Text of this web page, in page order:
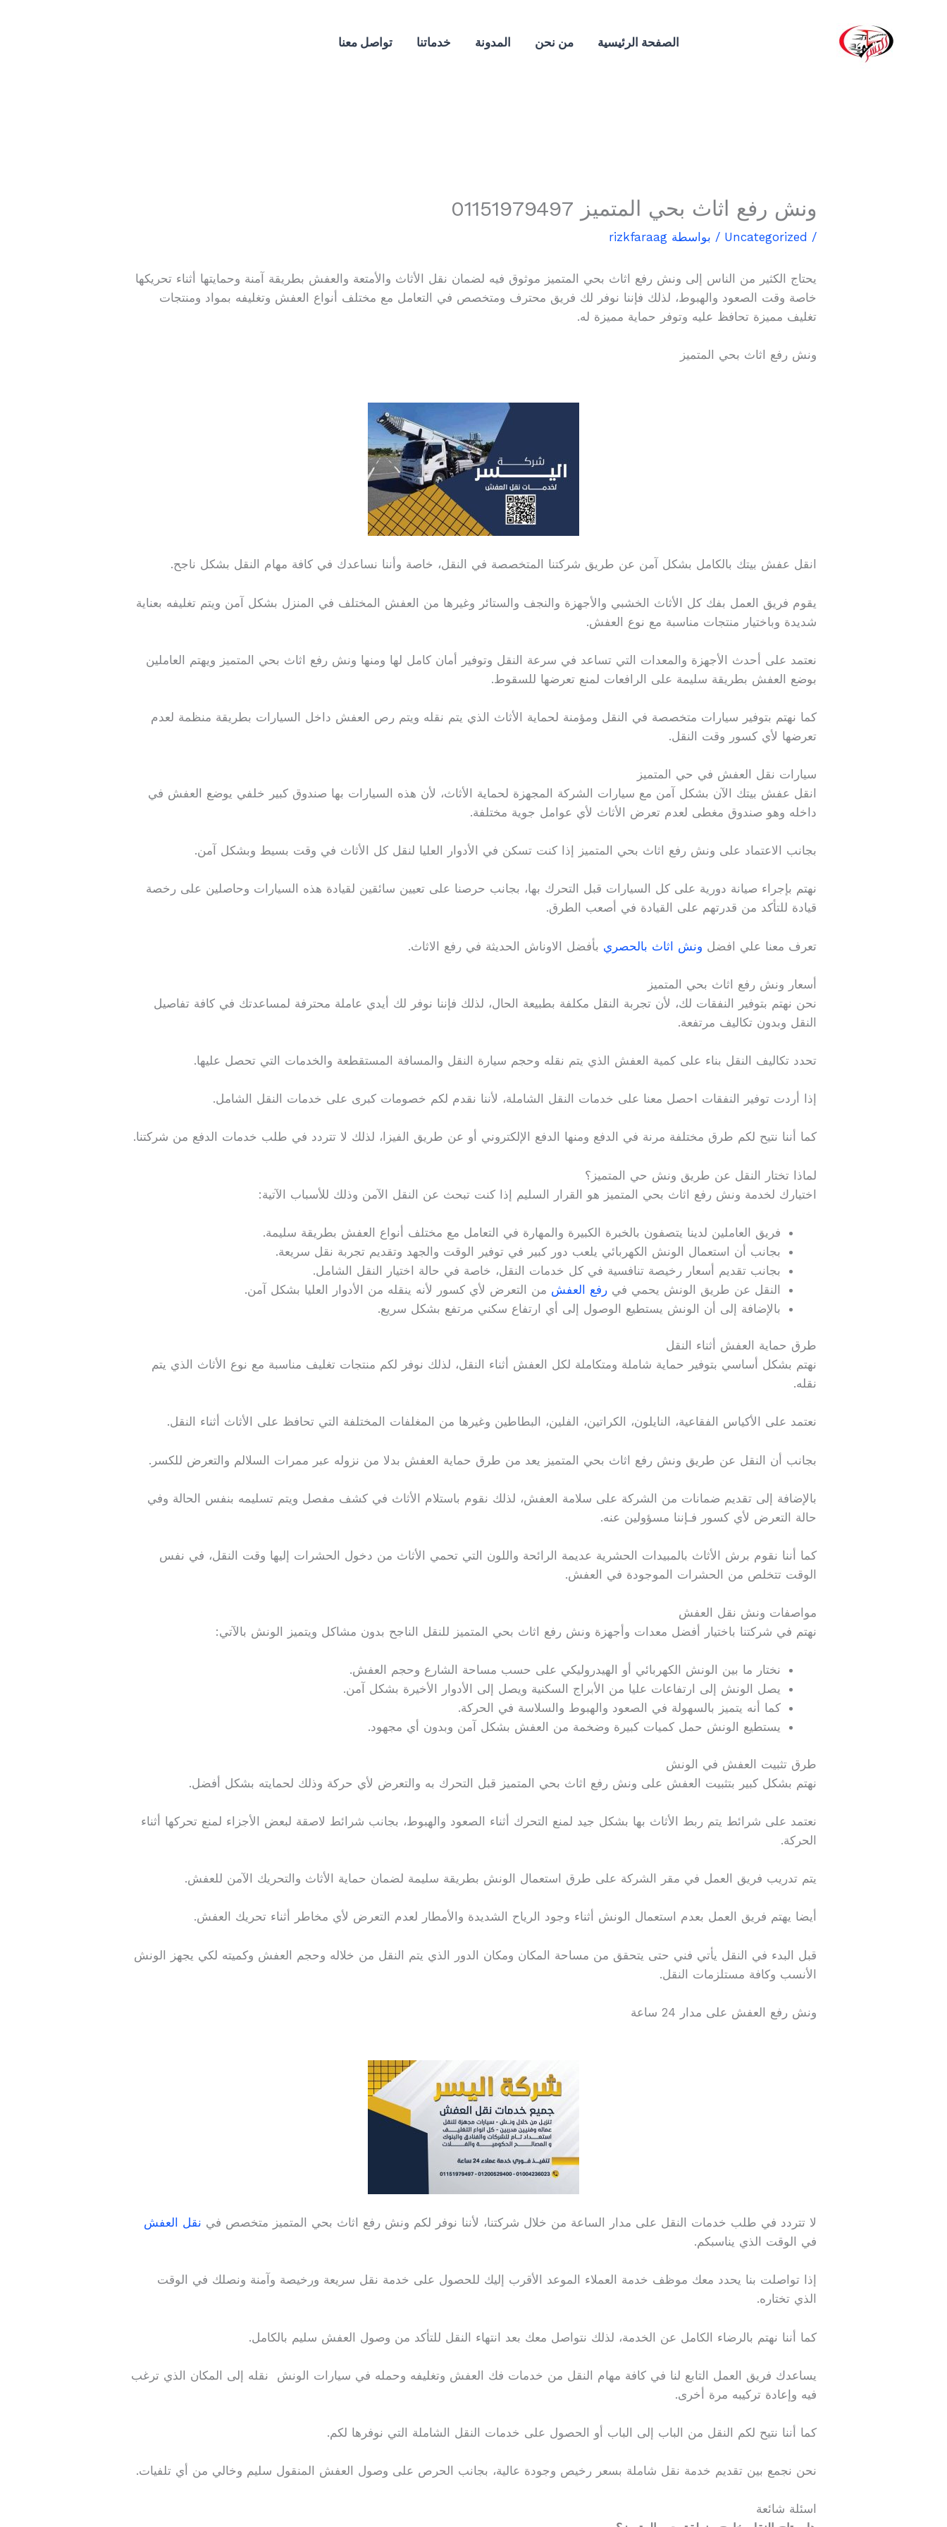
الصفحة الرئيسية من نحن المدونة خدماتنا تواصل معنا
ونش رفع اثاث بحي المتميز 01151979497
/
Uncategorized / بواسطة rizkfaraag
يحتاج الكثير من الناس إلى ونش رفع اثاث بحي المتميز موثوق فيه لضمان نقل الأثاث والأمتعة والعفش بطريقة آمنة وحمايتها أثناء تحريكها
خاصة وقت الصعود والهبوط، لذلك فإننا نوفر لك فريق محترف ومتخصص في التعامل مع مختلف أنواع العفش وتغليفه بمواد ومنتجات
تغليف مميزة تحافظ عليه وتوفر حماية مميزة له.
ونش رفع اثاث بحي المتميز
انقل عفش بيتك بالكامل بشكل آمن عن طريق شركتنا المتخصصة في النقل، خاصة وأننا نساعدك في كافة مهام النقل بشكل ناجح.
يقوم فريق العمل بفك كل الأثاث الخشبي والأجهزة والنجف والستائر وغيرها من العفش المختلف في المنزل بشكل آمن ويتم تغليفه بعناية
شديدة وباختيار منتجات مناسبة مع نوع العفش.
نعتمد على أحدث الأجهزة والمعدات التي تساعد في سرعة النقل وتوفير أمان كامل لها ومنها ونش رفع اثاث بحي المتميز ويهتم العاملين
بوضع العفش بطريقة سليمة على الرافعات لمنع تعرضها للسقوط.
كما نهتم بتوفير سيارات متخصصة في النقل ومؤمنة لحماية الأثاث الذي يتم نقله ويتم رص العفش داخل السيارات بطريقة منظمة لعدم
تعرضها لأي كسور وقت النقل.
سيارات نقل العفش في حي المتميز
انقل عفش بيتك الآن بشكل آمن مع سيارات الشركة المجهزة لحماية الأثاث، لأن هذه السيارات بها صندوق كبير خلفي يوضع العفش في
داخله وهو صندوق مغطى لعدم تعرض الأثاث لأي عوامل جوية مختلفة.
بجانب الاعتماد على ونش رفع اثاث بحي المتميز إذا كنت تسكن في الأدوار العليا لنقل كل الأثاث في وقت بسيط وبشكل آمن.
نهتم بإجراء صيانة دورية على كل السيارات قبل التحرك بها، بجانب حرصنا على تعيين سائقين لقيادة هذه السيارات وحاصلين على رخصة
قيادة للتأكد من قدرتهم على القيادة في أصعب الطرق.
تعرف معنا علي افضل ونش اثاث بالحصري بأفضل الاوناش الحديثة في رفع الاثاث.
أسعار ونش رفع اثاث بحي المتميز
نحن نهتم بتوفير النفقات لك، لأن تجربة النقل مكلفة بطبيعة الحال، لذلك فإننا نوفر لك أيدي عاملة محترفة لمساعدتك في كافة تفاصيل
النقل وبدون تكاليف مرتفعة.
تحدد تكاليف النقل بناء على كمية العفش الذي يتم نقله وحجم سيارة النقل والمسافة المستقطعة والخدمات التي تحصل عليها.
إذا أردت توفير النفقات احصل معنا على خدمات النقل الشاملة، لأننا نقدم لكم خصومات كبرى على خدمات النقل الشامل.
كما أننا نتيح لكم طرق مختلفة مرنة في الدفع ومنها الدفع الإلكتروني أو عن طريق الفيزا، لذلك لا تتردد في طلب خدمات الدفع من شركتنا.
لماذا تختار النقل عن طريق ونش حي المتميز؟
اختيارك لخدمة ونش رفع اثاث بحي المتميز هو القرار السليم إذا كنت تبحث عن النقل الآمن وذلك للأسباب الآتية:
فريق العاملين لدينا يتصفون بالخبرة الكبيرة والمهارة في التعامل مع مختلف أنواع العفش بطريقة سليمة.
بجانب أن استعمال الونش الكهربائي يلعب دور كبير في توفير الوقت والجهد وتقديم تجربة نقل سريعة.
بجانب تقديم أسعار رخيصة تنافسية في كل خدمات النقل، خاصة في حالة اختيار النقل الشامل.
النقل عن طريق الونش يحمي فيرفع العفش من التعرض لأي كسور لأنه ينقله من الأدوار العليا بشكل آمن.
بالإضافة إلى أن الونش يستطيع الوصول إلى أي ارتفاع سكني مرتفع بشكل سريع.
طرق حماية العفش أثناء النقل
نهتم بشكل أساسي بتوفير حماية شاملة ومتكاملة لكل العفش أثناء النقل، لذلك نوفر لكم منتجات تغليف مناسبة مع نوع الأثاث الذي يتم
نقله.
نعتمد على الأكياس الفقاعية، النايلون، الكراتين، الفلين، البطاطين وغيرها من المغلفات المختلفة التي تحافظ على الأثاث أثناء النقل.
بجانب أن النقل عن طريق ونش رفع اثاث بحي المتميز يعد من طرق حماية العفش بدلا من نزوله عبر ممرات السلالم والتعرض للكسر.
بالإضافة إلى تقديم ضمانات من الشركة على سلامة العفش، لذلك نقوم باستلام الأثاث في كشف مفصل ويتم تسليمه بنفس الحالة وفي
حالة التعرض لأي كسور فـإننا مسؤولين عنه.
كما أننا نقوم برش الأثاث بالمبيدات الحشرية عديمة الرائحة واللون التي تحمي الأثاث من دخول الحشرات إليها وقت النقل، في نفس
الوقت تتخلص من الحشرات الموجودة في العفش.
مواصفات ونش نقل العفش
نهتم في شركتنا باختيار أفضل معدات وأجهزة ونش رفع اثاث بحي المتميز للنقل الناجح بدون مشاكل ويتميز الونش بالآتي:
نختار ما بين الونش الكهربائي أو الهيدروليكي على حسب مساحة الشارع وحجم العفش.
يصل الونش إلى ارتفاعات عليا من الأبراج السكنية ويصل إلى الأدوار الأخيرة بشكل آمن.
كما أنه يتميز بالسهولة في الصعود والهبوط والسلاسة في الحركة.
يستطيع الونش حمل كميات كبيرة وضخمة من العفش بشكل آمن وبدون أي مجهود.
طرق تثبيت العفش في الونش
نهتم بشكل كبير بتثبيت العفش على ونش رفع اثاث بحي المتميز قبل التحرك به والتعرض لأي حركة وذلك لحمايته بشكل أفضل.
نعتمد على شرائط يتم ربط الأثاث بها بشكل جيد لمنع التحرك أثناء الصعود والهبوط، بجانب شرائط لاصقة لبعض الأجزاء لمنع تحركها أثناء
الحركة.
يتم تدريب فريق العمل في مقر الشركة على طرق استعمال الونش بطريقة سليمة لضمان حماية الأثاث والتحريك الآمن للعفش.
أيضا يهتم فريق العمل بعدم استعمال الونش أثناء وجود الرياح الشديدة والأمطار لعدم التعرض لأي مخاطر أثناء تحريك العفش.
قبل البدء في النقل يأتي فني حتى يتحقق من مساحة المكان ومكان الدور الذي يتم النقل من خلاله وحجم العفش وكميته لكي يجهز الونش
الأنسب وكافة مستلزمات النقل.
ونش رفع العفش على مدار 24 ساعة
لا تتردد في طلب خدمات النقل على مدار الساعة من خلال شركتنا، لأننا نوفر لكم ونش رفع اثاث بحي المتميز متخصص في نقل العفش
في الوقت الذي يناسبكم.
إذا تواصلت بنا يحدد معك موظف خدمة العملاء الموعد الأقرب إليك للحصول على خدمة نقل سريعة ورخيصة وآمنة ونصلك في الوقت
الذي تختاره.
كما أننا نهتم بالرضاء الكامل عن الخدمة، لذلك نتواصل معك بعد انتهاء النقل للتأكد من وصول العفش سليم بالكامل.
يساعدك فريق العمل التابع لنا في كافة مهام النقل من خدمات فك العفش وتغليفه وحمله في سيارات الونش نقله إلى المكان الذي ترغب
فيه وإعادة تركيبه مرة أخرى.
كما أننا نتيح لكم النقل من الباب إلى الباب أو الحصول على خدمات النقل الشاملة التي نوفرها لكم.
نحن نجمع بين تقديم خدمة نقل شاملة بسعر رخيص وجودة عالية، بجانب الحرص على وصول العفش المنقول سليم وخالي من أي تلفيات.
اسئلة شائعة